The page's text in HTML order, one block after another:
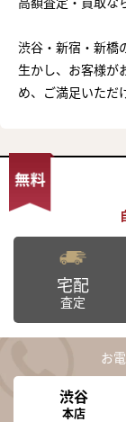
渋谷・新宿・新橋
生かし、お客様が
め、ご満足いただ
宅配
査定
お
渋谷
本店